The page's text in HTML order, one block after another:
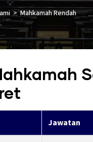
Mahkamah Rendah
Jawatan